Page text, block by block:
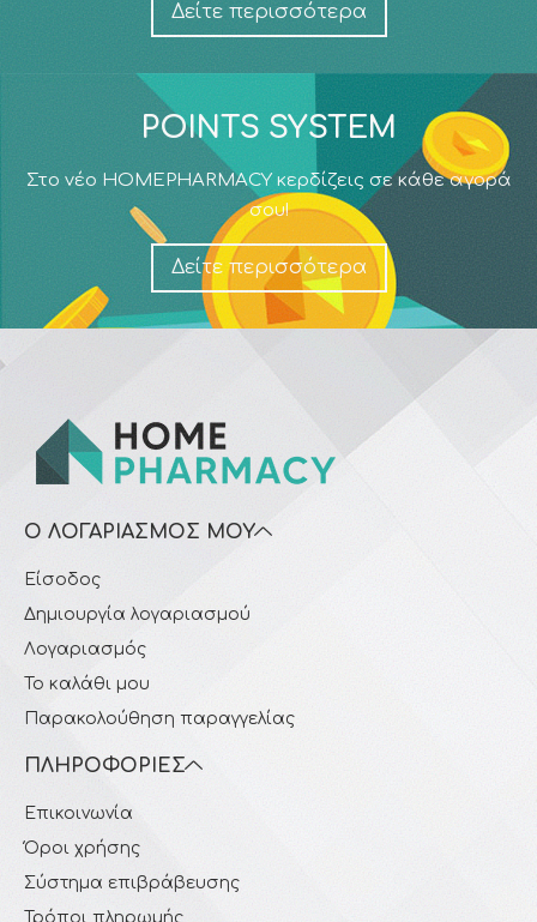
Δείτε περισσότερα
POINTS SYSTEM
Στο νέο HOMEPHARMACY κερδίζεις σε κάθε αγορά
σου!
Δείτε περισσότερα
Ο ΛΟΓΑΡΙΑΣΜΌΣ ΜΟΥ
Είσοδος
Δημιουργία λογαριασμού
Λογαριασμός
Το καλάθι μου
Παρακολούθηση παραγγελίας
ΠΛΗΡΟΦΟΡΊΕΣ
Επικοινωνία
Όροι χρήσης
Σύστημα επιβράβευσης
Τρόποι πληρωμής